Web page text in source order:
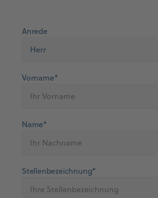
Anrede
Vorname*
Name*
Stellenbezeichnung*